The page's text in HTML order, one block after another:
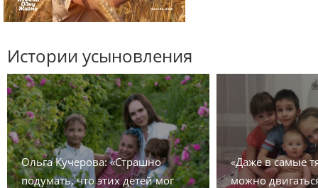
Истории усыновления
Ольга Кучерова: «Страшно
подумать, что этих детей мог
«Даже в самые
можно